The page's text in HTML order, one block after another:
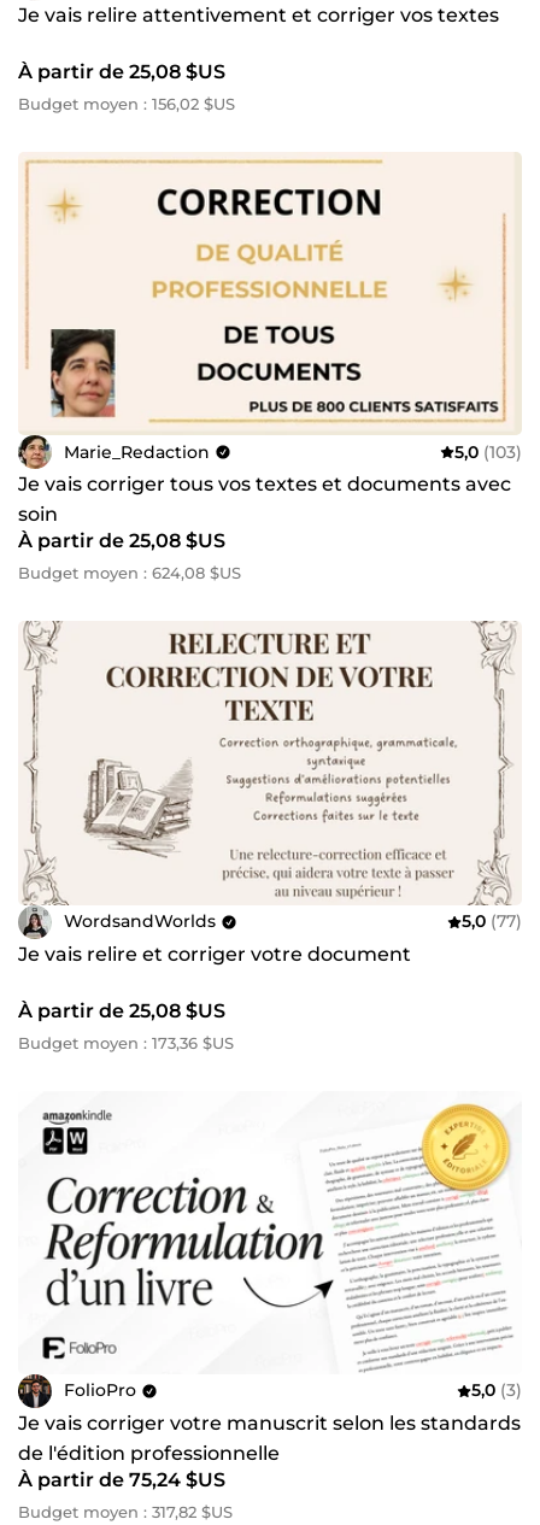
Je vais relire attentivement et corriger vos textes
À partir de 25,08 $US
Budget moyen : 156,02 $US
Marie_Redaction 5,0 (103)
Je vais corriger tous vos textes et documents avec
soin
À partir de 25,08 $US
Budget moyen : 624,08 $US
WordsandWorlds 5,0 (77)
Je vais relire et corriger votre document
À partir de 25,08 $US
Budget moyen : 173,36 $US
FolioPro 5,0 (3)
Je vais corriger votre manuscrit selon les standards
de l'édition professionnelle
À partir de 75,24 $US
Budget moyen : 317,82 $US